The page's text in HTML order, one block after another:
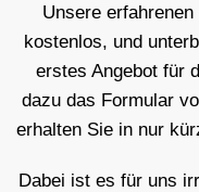
Unsere
kostenlos, und
erstes Angebot für
dazu das Formular
erhalten Sie in nur
Dabei ist es für uns